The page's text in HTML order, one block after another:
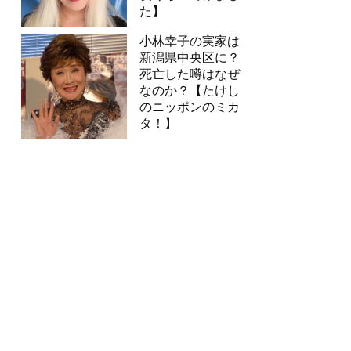
た】
小林幸子の実家は
新潟県中央区に？
死亡した噂はなぜ
なのか？【たけし
のニッポンのミカ
タ！】